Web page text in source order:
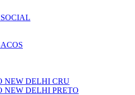
NEW DELHI CRU
NEW DELHI PRETO